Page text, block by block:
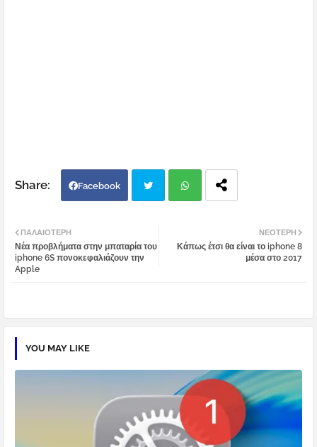
Facebook
tter atsa
ΝΕΌΤΕΡΗ
Κάπως έτσι θα είναι το iphone 8
μέσα στο 2017
ΠΑΛΑΙΌΤΕΡΗ
Νέα προβλήματα στην μπαταρία του
iphone 6S πονοκεφαλιάζουν την
Apple
YOU MAY LIKE